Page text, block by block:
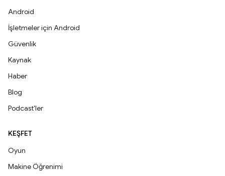
Android
İşletmeler için Android
Güvenlik
Kaynak
Haber
Blog
Podcast'ler
KEŞFET
Oyun
Makine Öğrenimi